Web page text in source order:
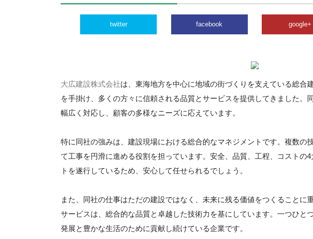
twitter facebook google+
大広建設株式会社は、東海地方を中心に地域の街づくりを支えている総合
を手掛け、多くの方々に信頼される品質とサービスを提供してきました。
幅広く対応し、顧客の多様なニーズに応えています。
特に同社の強みは、建設現場における総合的なマネジメントです。複数の
て工事を円滑に進める役割を担っています。安全、品質、工程、コストの
トを遂行しているため、安心して任せられるでしょう。
また、同社の仕事はただの建設ではなく、未来に残る価値をつくることに
サービスは、総合的な品質と卓越した技術力を基にしています。一つひと
発展と豊かな生活のために貢献し続けている企業です。